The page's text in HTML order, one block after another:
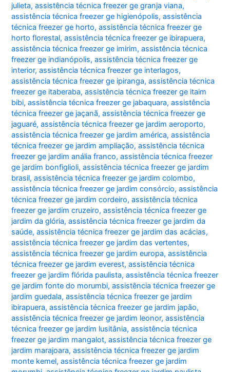
julieta,assistência técnica freezer ge granja viana,
assistência técnica freezer ge higienópolis,assistência
técnica freezer ge horto,assistência técnica freezer ge
horto florestal,assistência técnica freezer ge ibirapuera,
assistência técnica freezer ge imirim,assistência técnica
freezer ge indianópolis,assistência técnica freezer ge
interior,assistência técnica freezer ge interlagos,
assistência técnica freezer ge ipiranga,assistência técnica
freezer ge itaberaba,assistência técnica freezer ge itaim
bibi,assistência técnica freezer ge jabaquara,assistência
técnica freezer ge jaçanã,assistência técnica freezer ge
jaguaré,assistência técnica freezer ge jardim aeroporto,
assistência técnica freezer ge jardim américa,assistência
técnica freezer ge jardim ampliação,assistência técnica
freezer ge jardim anália franco,assistência técnica freezer
ge jardim bonfiglioli,assistência técnica freezer ge jardim
brasil,assistência técnica freezer ge jardim colombo,
assistência técnica freezer ge jardim consórcio,assistência
técnica freezer ge jardim cordeiro,assistência técnica
freezer ge jardim cruzeiro,assistência técnica freezer ge
jardim da glória,assistência técnica freezer ge jardim da
saúde,assistência técnica freezer ge jardim das acácias,
assistência técnica freezer ge jardim das vertentes,
assistência técnica freezer ge jardim europa,assistência
técnica freezer ge jardim everest,assistência técnica
freezer ge jardim flórida paulista,assistência técnica freezer
ge jardim fonte do morumbi,assistência técnica freezer ge
jardim guedala,assistência técnica freezer ge jardim
ibirapuera,assistência técnica freezer ge jardim japão,
assistência técnica freezer ge jardim leonor,assistência
técnica freezer ge jardim lusitânia,assistência técnica
freezer ge jardim mangalot,assistência técnica freezer ge
jardim marajoara,assistência técnica freezer ge jardim
monte kemel,assistência técnica freezer ge jardim